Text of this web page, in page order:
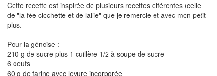
Cette recette est inspirée de plusieurs recettes diférentes (celle
de "la fée clochette et de lallie" que je remercie et avec mon petit
plus.
Pour la génoise :
210 g de sucre plus 1 cuillère 1/2 à soupe de sucre
6 oeufs
60 g de farine avec levure incorporée